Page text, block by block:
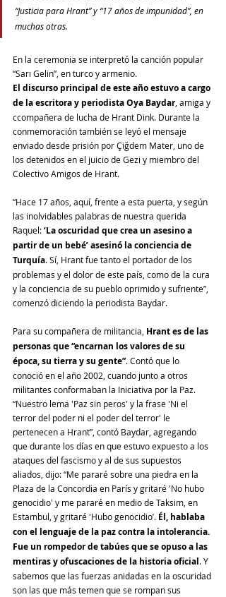
“Justicia para Hrant” y “17 años de impunidad”, en
muchas otras.
En la ceremonia se interpretó la canción popular
“Sarı Gelin”, en turco y armenio.
El discurso principal de este año estuvo a cargo
de la escritora y periodista Oya Baydar, amiga y
ccompañera de lucha de Hrant Dink. Durante la
conmemoración también se leyó el mensaje
enviado desde prisión por Çiğdem Mater, uno de
los detenidos en el juicio de Gezi y miembro del
Colectivo Amigos de Hrant.
“Hace 17 años, aquí, frente a esta puerta, y según
las inolvidables palabras de nuestra querida
Raquel: ‘La oscuridad que crea un asesino a
partir de un bebé’ asesinó la conciencia de
Turquía. Sí, Hrant fue tanto el portador de los
problemas y el dolor de este país, como de la cura
y la conciencia de su pueblo oprimido y sufriente”,
comenzó diciendo la periodista Baydar.
Para su compañera de militancia, Hrant es de las
personas que “encarnan los valores de su
época, su tierra y su gente”. Contó que lo
conoció en el año 2002, cuando junto a otros
militantes conformaban la Iniciativa por la Paz.
“Nuestro lema 'Paz sin peros' y la frase 'Ni el
terror del poder ni el poder del terror' le
pertenecen a Hrant”, contó Baydar, agregando
que durante los días en que estuvo expuesto a los
ataques del fascismo y al de sus supuestos
aliados, dijo: “Me pararé sobre una piedra en la
Plaza de la Concordia en París y gritaré 'No hubo
genocidio' y me pararé en medio de Taksim, en
Estambul, y gritaré 'Hubo genocidio’. Él, hablaba
con el lenguaje de la paz contra la intolerancia.
Fue un rompedor de tabúes que se opuso a las
mentiras y ofuscaciones de la historia oficial. Y
sabemos que las fuerzas anidadas en la oscuridad
son las que más temen que se rompan sus